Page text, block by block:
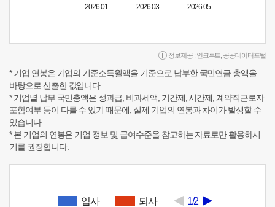
2026.01
2026.03
2026.05
정보제공 : 인크루트 공공데이터포털
* 기업 연봉은 기업의 기준소득월액을 기준으로 납부한 국민연금 총액을
바탕으로 산출한 값입니다.
* 기업별 납부 국민총액은 성과급, 비과세액, 기간제, 시간제, 계약직근로자
포함여부 등이 다를 수 있기 때문에, 실제 기업의 연봉과 차이가 발생할 수
있습니다.
* 본 기업의 연봉은 기업 정보 및 급여수준을 참고하는 자료로만 활용하시
기를 권장합니다.
입사 퇴사 1/2